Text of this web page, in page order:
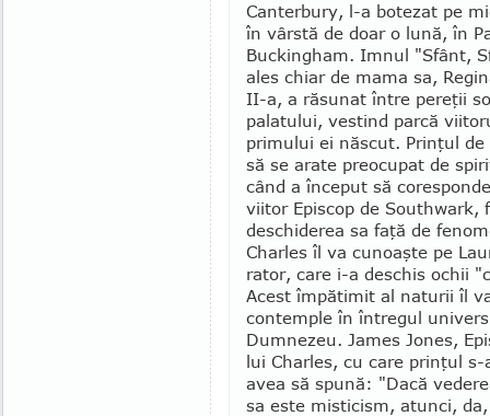
Canterbury, l-a bote­zat pe
în vârstă de doar o lună, în
Buckingham. Imnul "Sfânt,
ales chiar de mama sa,
II-a, a răsunat între pereţii
palatului, vestind parcă
primului ei născut. Prinţul de
să se arate preocupat de
când a înce­put să
viitor Episcop de
deschiderea sa faţă de
Charles îl va cunoaşte pe
rator, care i-a deschis ochii
Acest împătimit al naturii îl
contemple în întregul
Dum­nezeu. James Jones,
lui Charles, cu care prinţul
avea să spună: "Dacă
sa este misticism, atunci,